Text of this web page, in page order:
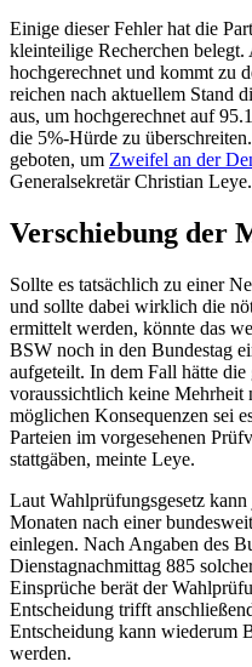
Einige dieser Fehler hat die
kleinteilige Recherchen
hochgerechnet und kommt zu
reichen nach aktuellem Stand
aus, um hochgerechnet auf
die 5%-Hürde zu
geboten, um Zweifel an der
Generalsekretär Christian Leye.
Verschiebung der
Sollte es tatsächlich zu einer
und sollte dabei wirklich die
ermittelt werden, könnte das
BSW noch in den Bundestag
aufgeteilt. In dem Fall hätte
voraussichtlich keine Mehrheit
möglichen Konsequenzen sei
Parteien im vorgesehenen
stattgäben, meinte Leye.
Laut Wahlprüfungsgesetz
Monaten nach einer
einlegen. Nach Angaben des
Dienstagnachmittag 885
Einsprüche berät der
Entscheidung trifft
Entscheidung kann wiederum
werden.